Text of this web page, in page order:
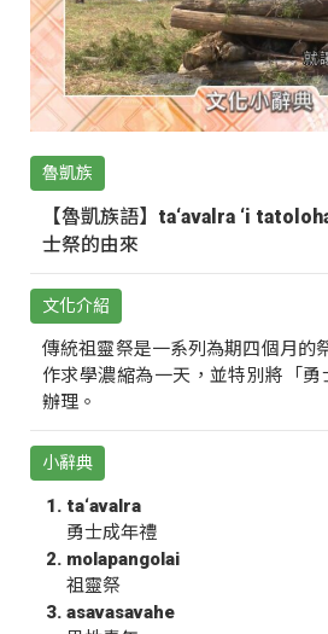
魯凱族
【魯凱族語】ta‘avalra ‘i
士祭的由來
文化介紹
傳統祖靈祭是一系列為期四個月的
作求學濃縮為一天，並特別將「勇
辦理。
小辭典
ta‘avalra
勇士成年禮
molapangolai
祖靈祭
asavasavahe